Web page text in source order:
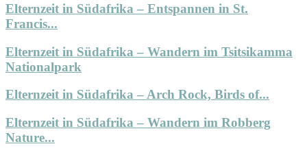
Elternzeit in Südafrika – Entspannen in St.
Francis...
Elternzeit in Südafrika – Wandern im Tsitsikamma
Nationalpark
Elternzeit in Südafrika – Arch Rock, Birds of...
Elternzeit in Südafrika – Wandern im Robberg
Nature...